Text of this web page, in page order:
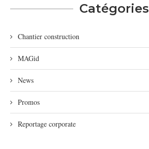
Catégories
Chantier construction
MAGid
News
Promos
Reportage corporate